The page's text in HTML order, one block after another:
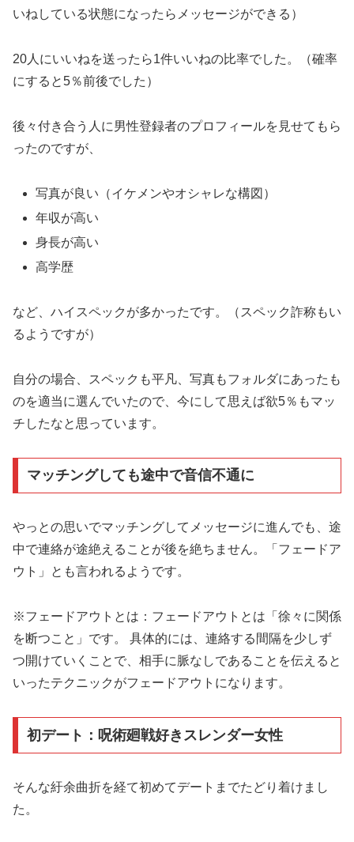
いねしている状態になったらメッセージができる）
20人にいいねを送ったら1件いいねの比率でした。（確率
にすると5％前後でした）
後々付き合う人に男性登録者のプロフィールを見せてもら
ったのですが、
写真が良い（イケメンやオシャレな構図）
年収が高い
身長が高い
高学歴
など、ハイスペックが多かったです。（スペック詐称もい
るようですが）
自分の場合、スペックも平凡、写真もフォルダにあったも
のを適当に選んでいたので、今にして思えば欲5％もマッ
チしたなと思っています。
マッチングしても途中で音信不通に
やっとの思いでマッチングしてメッセージに進んでも、途
中で連絡が途絶えることが後を絶ちません。「フェードア
ウト」とも言われるようです。
※フェードアウトとは：フェードアウトとは「徐々に関係
を断つこと」です。 具体的には、連絡する間隔を少しず
つ開けていくことで、相手に脈なしであることを伝えると
いったテクニックがフェードアウトになります。
初デート：呪術廻戦好きスレンダー女性
そんな紆余曲折を経て初めてデートまでたどり着けまし
た。